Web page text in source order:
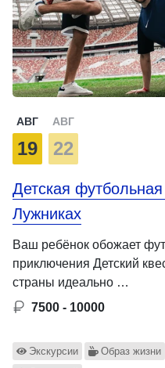
АВГ
19
АВГ
22
Детская футбольная
Лужниках
Ваш ребёнок обожает
приключения Детский
страны идеально …
7500 - 10000
Экскурсии Образ жизни